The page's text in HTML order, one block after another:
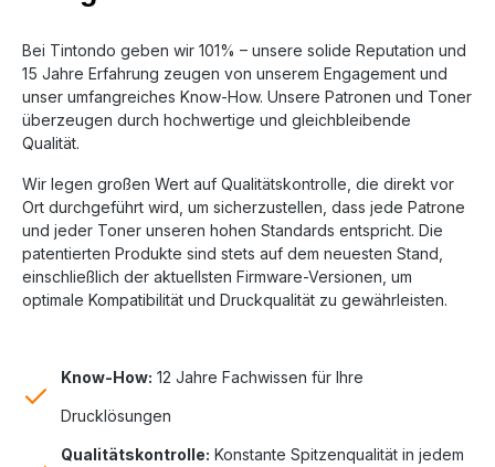
Bei Tintondo geben wir 101% – unsere solide Reputation und
15 Jahre Erfahrung zeugen von unserem Engagement und
unser umfangreiches Know-How. Unsere Patronen und Toner
überzeugen durch hochwertige und gleichbleibende
Qualität.
Wir legen großen Wert auf Qualitätskontrolle, die direkt vor
Ort durchgeführt wird, um sicherzustellen, dass jede Patrone
und jeder Toner unseren hohen Standards entspricht. Die
patentierten Produkte sind stets auf dem neuesten Stand,
einschließlich der aktuellsten Firmware-Versionen, um
optimale Kompatibilität und Druckqualität zu gewährleisten.
Know-How: 12 Jahre Fachwissen für Ihre
Drucklösungen
Qualitätskontrolle: Konstante Spitzenqualität in jedem